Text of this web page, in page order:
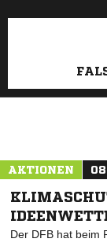
AKTIONEN
Der DFB hat beim